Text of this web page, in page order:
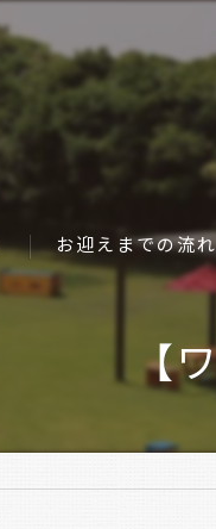
お迎えまでの流れ
【